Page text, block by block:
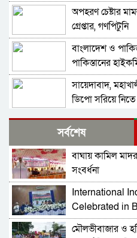
অপহরণ চেষ্টার
গ্রেপ্তার, গণপিটুনি
বাংলাদেশ ও
পাকিস্তানের
সায়েদাবাদ,
ডিপো সরিয়ে নিতে
গণভোটের রায় না
জামায়াত আমির
লুকিচের ইতিহাস
ইসলামাবাদ চুক্তি;
সমঝোতা স্বাক্ষর,
২০২৬ ফুটবল
সর্বশেষ
বাঘায় কামিল
সংবর্ধনা
International
Celebrated in
মৌলভীবাজার ও